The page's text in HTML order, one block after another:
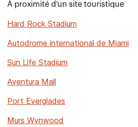
À proximité d’un site touristique
Hard Rock Stadium
Autodrome international de Miami
Sun Life Stadium
Aventura Mall
Port Everglades
Murs Wynwood